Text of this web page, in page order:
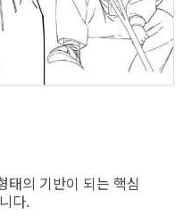
태의 기반이 되는 핵심
다.